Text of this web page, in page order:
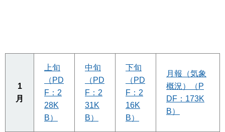
1
月
上旬
（PD
F：2
28K
B）
中旬
（PD
F：2
31K
B）
下旬
（PD
F：2
16K
B）
月報（気象
概況）（P
DF：173K
B）